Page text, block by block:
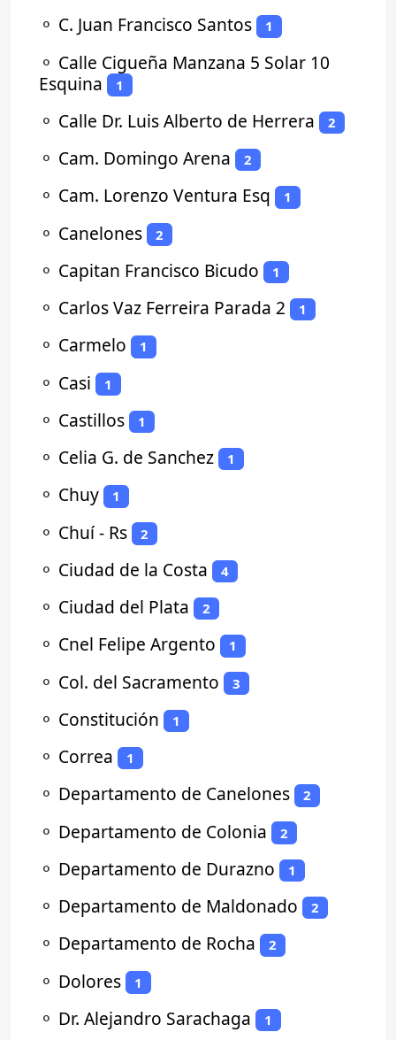
⚬ C. Juan Francisco Santos 1
⚬ Calle Cigueña Manzana 5 Solar 10
Esquina
1
⚬ Calle Dr. Luis Alberto de Herrera 2
⚬ Cam. Domingo Arena 2
⚬ Cam. Lorenzo Ventura Esq 1
⚬ Canelones 2
⚬ Capitan Francisco Bicudo 1
⚬ Carlos Vaz Ferreira Parada 2 1
⚬ Carmelo 1
⚬ Casi 1
⚬ Castillos 1
⚬ Celia G. de Sanchez 1
⚬ Chuy 1
⚬ Chuí - Rs 2
⚬ Ciudad de la Costa 4
⚬ Ciudad del Plata 2
⚬ Cnel Felipe Argento 1
⚬ Col. del Sacramento 3
⚬ Constitución 1
⚬ Correa 1
⚬ Departamento de Canelones 2
⚬ Departamento de Colonia 2
⚬ Departamento de Durazno 1
⚬ Departamento de Maldonado 2
⚬ Departamento de Rocha 2
⚬ Dolores 1
⚬ Dr. Alejandro Sarachaga 1